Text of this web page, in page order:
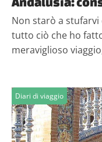
Non starò a
tutto ciò che ho
meraviglioso
Diari di viaggio